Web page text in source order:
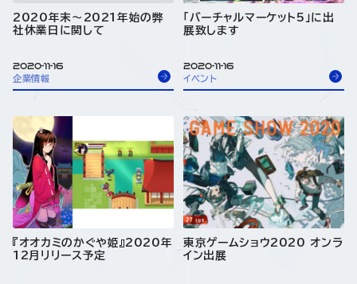
2020年末～2021年始の弊
社休業日に関して
2020-11-16
企業情報
「バーチャルマーケット5」に出
展致します
2020-11-16
イベント
『オオカミのかぐや姫』2020年
12月リリース予定
東京ゲームショウ2020 オンラ
イン出展